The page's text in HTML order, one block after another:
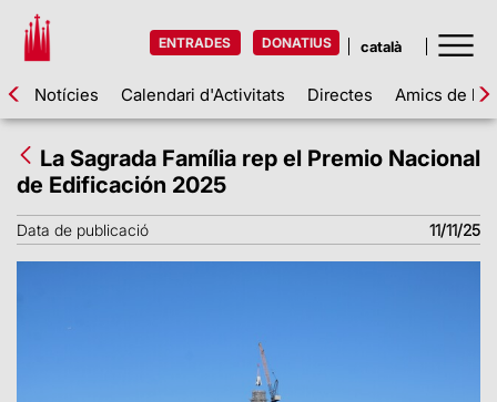
ENTRADES DONATIUS
Notícies Calendari d'Activitats Directes Amics de la
La Sagrada Família rep el Premio Nacional
de Edificación 2025
Data de publicació 11/11/25